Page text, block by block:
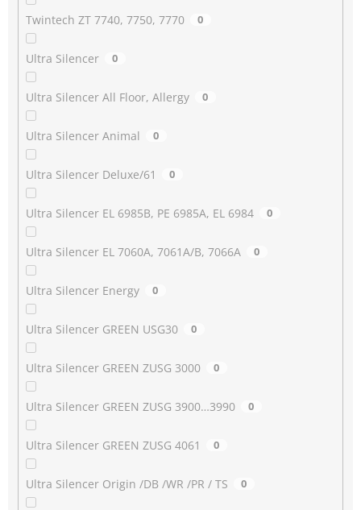
Twintech ZT 7740, 7750, 7770 0
Ultra Silencer 0
Ultra Silencer All Floor, Allergy 0
Ultra Silencer Animal 0
Ultra Silencer Deluxe/61 0
Ultra Silencer EL 6985B, PE 6985A, EL 6984 0
Ultra Silencer EL 7060A, 7061A/B, 7066A 0
Ultra Silencer Energy 0
Ultra Silencer GREEN USG30 0
Ultra Silencer GREEN ZUSG 3000 0
Ultra Silencer GREEN ZUSG 3900…3990 0
Ultra Silencer GREEN ZUSG 4061 0
Ultra Silencer Origin /DB /WR /PR / TS 0